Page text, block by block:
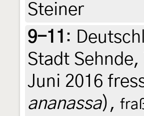
Steiner
9-11 :
Stadt
Juni 2016
ananassa),